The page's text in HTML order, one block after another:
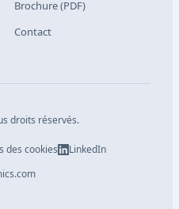
Brochure (PDF)
Contact
droits réservés.
des cookies
LinkedIn